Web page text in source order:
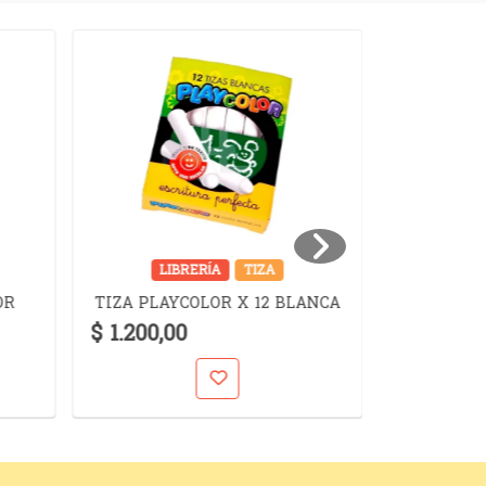
LIBRERÍA TIZA
TIZA PLAYCOLOR X 12 BLANCA
$ 1.200,00